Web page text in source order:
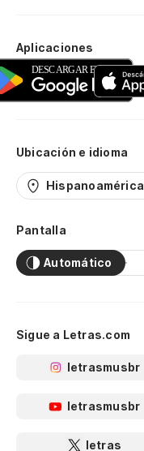
Aplicaciones
Ubicación e idioma
Hispanoamérica
Pantalla
Automático
Sigue a Letras.com
letrasmusbr
letrasmusbr
letras